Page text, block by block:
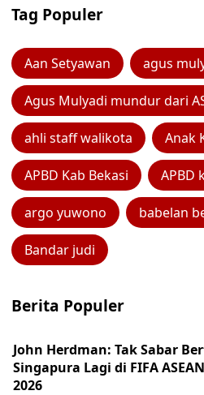
Tag Populer
Aan Setyawan agus
Agus Mulyadi mundur dari
ahli staff walikota Anak
APBD Kab Bekasi APBD
argo yuwono babelan
Bandar judi
Berita Populer
John Herdman: Tak Sabar
Singapura Lagi di FIFA
2026